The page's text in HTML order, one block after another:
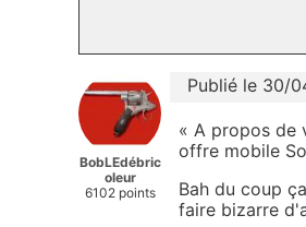
BobLEdébric
oleur
6102 points
Publié le 30/
« A propos de
offre mobile
Bah du coup
faire bizarre